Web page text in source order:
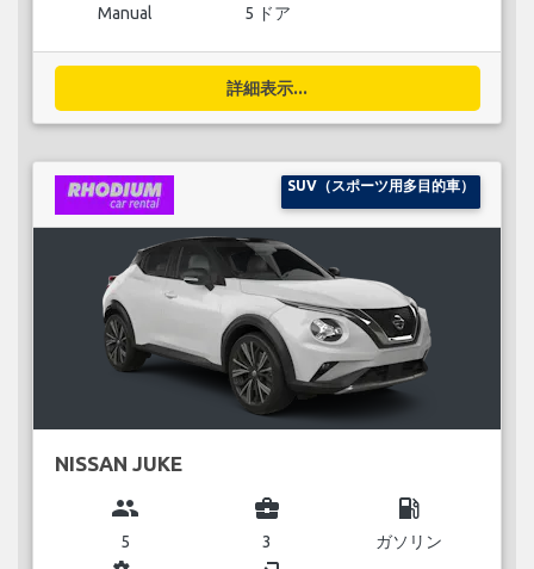
Manual 5 ドア
詳細表示...
SUV（スポーツ用多目的車）
NISSAN JUKE
group
5
business_center
3
local_gas_station
ガソリン